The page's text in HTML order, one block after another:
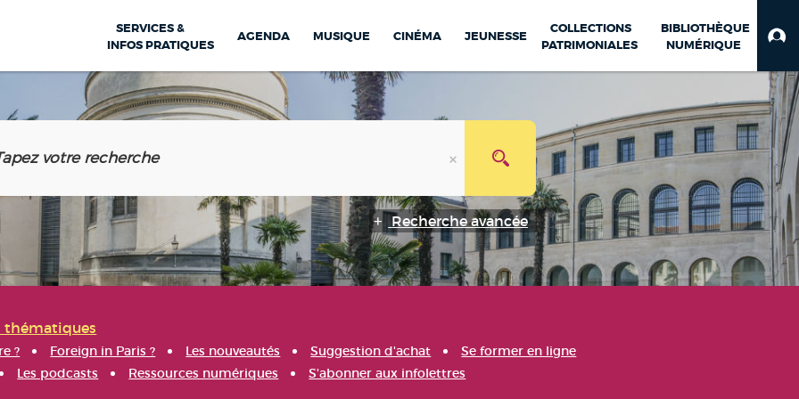
SERVICES &
INFOS PRATIQUES
AGENDA MUSIQUE CINÉMA JEUNESSE
COLLECTIONS
PATRIMONIALES
BIBLIOTHÈQUE
NUMÉRIQUE
Recherche avancée
thématiques
? Foreign in Paris ? Les nouveautés Suggestion d'achat
Se former en ligne
Les podcasts Ressources numériques S'abonner aux infolettres